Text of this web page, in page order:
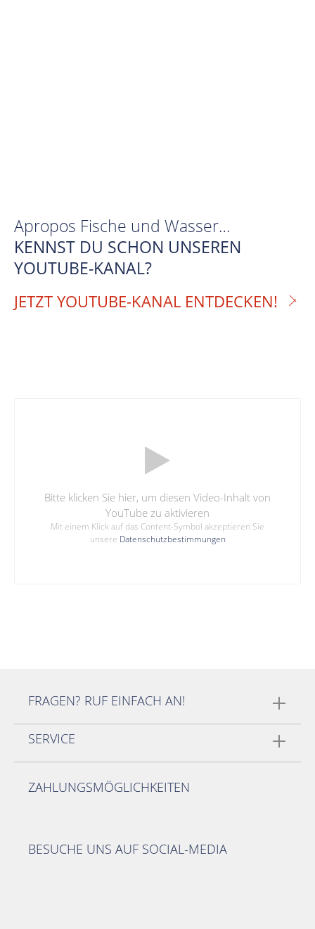
Apropos Fische und Wasser…
KENNST DU SCHON UNSEREN
YOUTUBE-KANAL?
JETZT YOUTUBE-KANAL ENTDECKEN!
Bitte klicken Sie hier, um diesen Video-Inhalt von
YouTube zu aktivieren
Mit einem Klick auf das Content-Symbol akzeptieren Sie
unsere Datenschutzbestimmungen
FRAGEN? RUF EINFACH AN!
SERVICE
ZAHLUNGSMÖGLICHKEITEN
BESUCHE UNS AUF SOCIAL-MEDIA